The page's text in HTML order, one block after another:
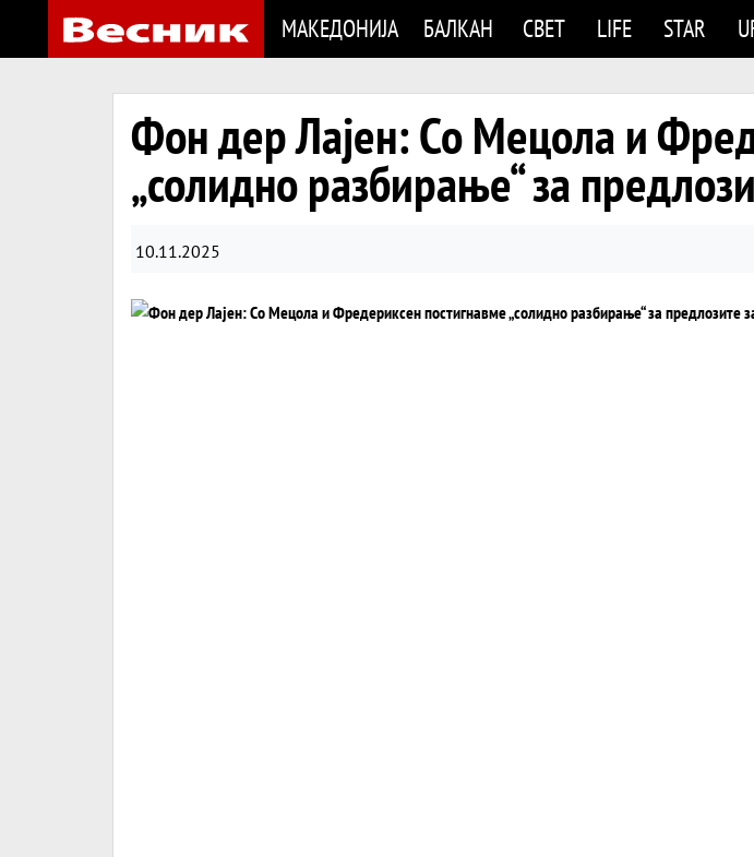
МАКЕДОНИЈА БАЛКАН СВЕТ LIFE STAR
Фон дер Лајен: Со Мецола и
„солидно разбирање“ за
10.11.2025